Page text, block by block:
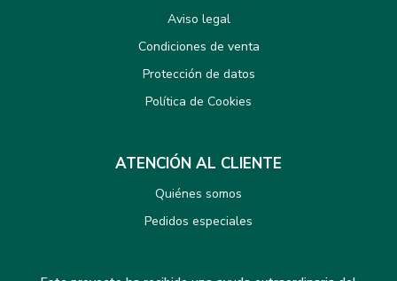
Aviso legal
Condiciones de venta
Protección de datos
Política de Cookies
ATENCIÓN AL CLIENTE
Quiénes somos
Pedidos especiales